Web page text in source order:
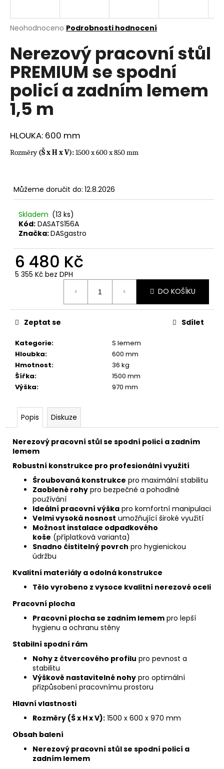
Průměrné
produktu
je
0,0
5
hvězdiček.
Neohodnoceno Podrobnosti hodnocení
Nerezový pracovní stůl
PREMIUM se spodní
policí a zadním lemem
1,5 m
HLOUKA: 600 mm
Rozměry(Š x H x V):1500 x 600 x 850 mm
Můžeme doručit do: 12.8.2026
Skladem (13 ks)
Kód: DASATS156A
Značka:DASgastro
6 480 Kč
5 355 Kč bez DPH
DO KOŠÍKU
Kategorie:
S lemem
Hloubka:
600 mm
Hmotnost:
36 kg
Šířka:
1500 mm
Výška: 970 mm
Zeptat se Sdílet
Popis Diskuze
Nerezový pracovní stůl se spodní policí a zadním
lemem
Robustní konstrukce pro profesionální využití
Šroubovaná konstrukce pro maximální stabilitu
Zaoblené rohy pro bezpečné a pohodlné
používání
Ideální pracovní výška pro komfortní manipulaci
Velmi vysoká nosnost umožňující široké využití
Možnost instalace odpadkového
koše (příplatková varianta)
Snadno čistitelný povrch pro hygienickou
údržbu
Kvalitní materiály a odolná konstrukce
Tělo vyrobeno z vysoce kvalitní nerezové oceli
Pracovní plocha
Pracovní plocha se zadním lemem pro lepší
hygienu a ochranu stěny
Stabilní spodní rám
Nohy z čtvercového profilu pro pevnost a
stabilitu
Výškově nastavitelné nohy pro optimální
přizpůsobení pracovnímu prostoru
Hlavní vlastnosti
Rozměry (Š x H x V): 1500 x 600 x 970 mm
Obsah balení
Nerezový pracovní stůl se spodní policí a
zadním lemem
j
t
?
D
o
r
m
e